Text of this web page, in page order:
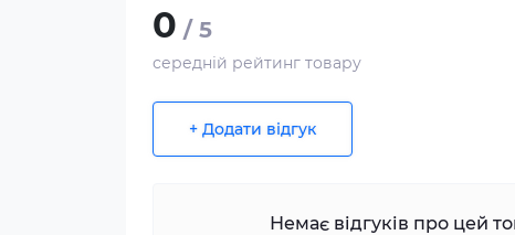
0 / 5
середній рейтинг товару
+ Додати відгук
Немає відгуків про цей